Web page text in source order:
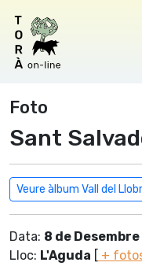
Foto
Sant
Veure àlbum Vall del
Data: 8 de Desembre
Lloc: L'Aguda [ +